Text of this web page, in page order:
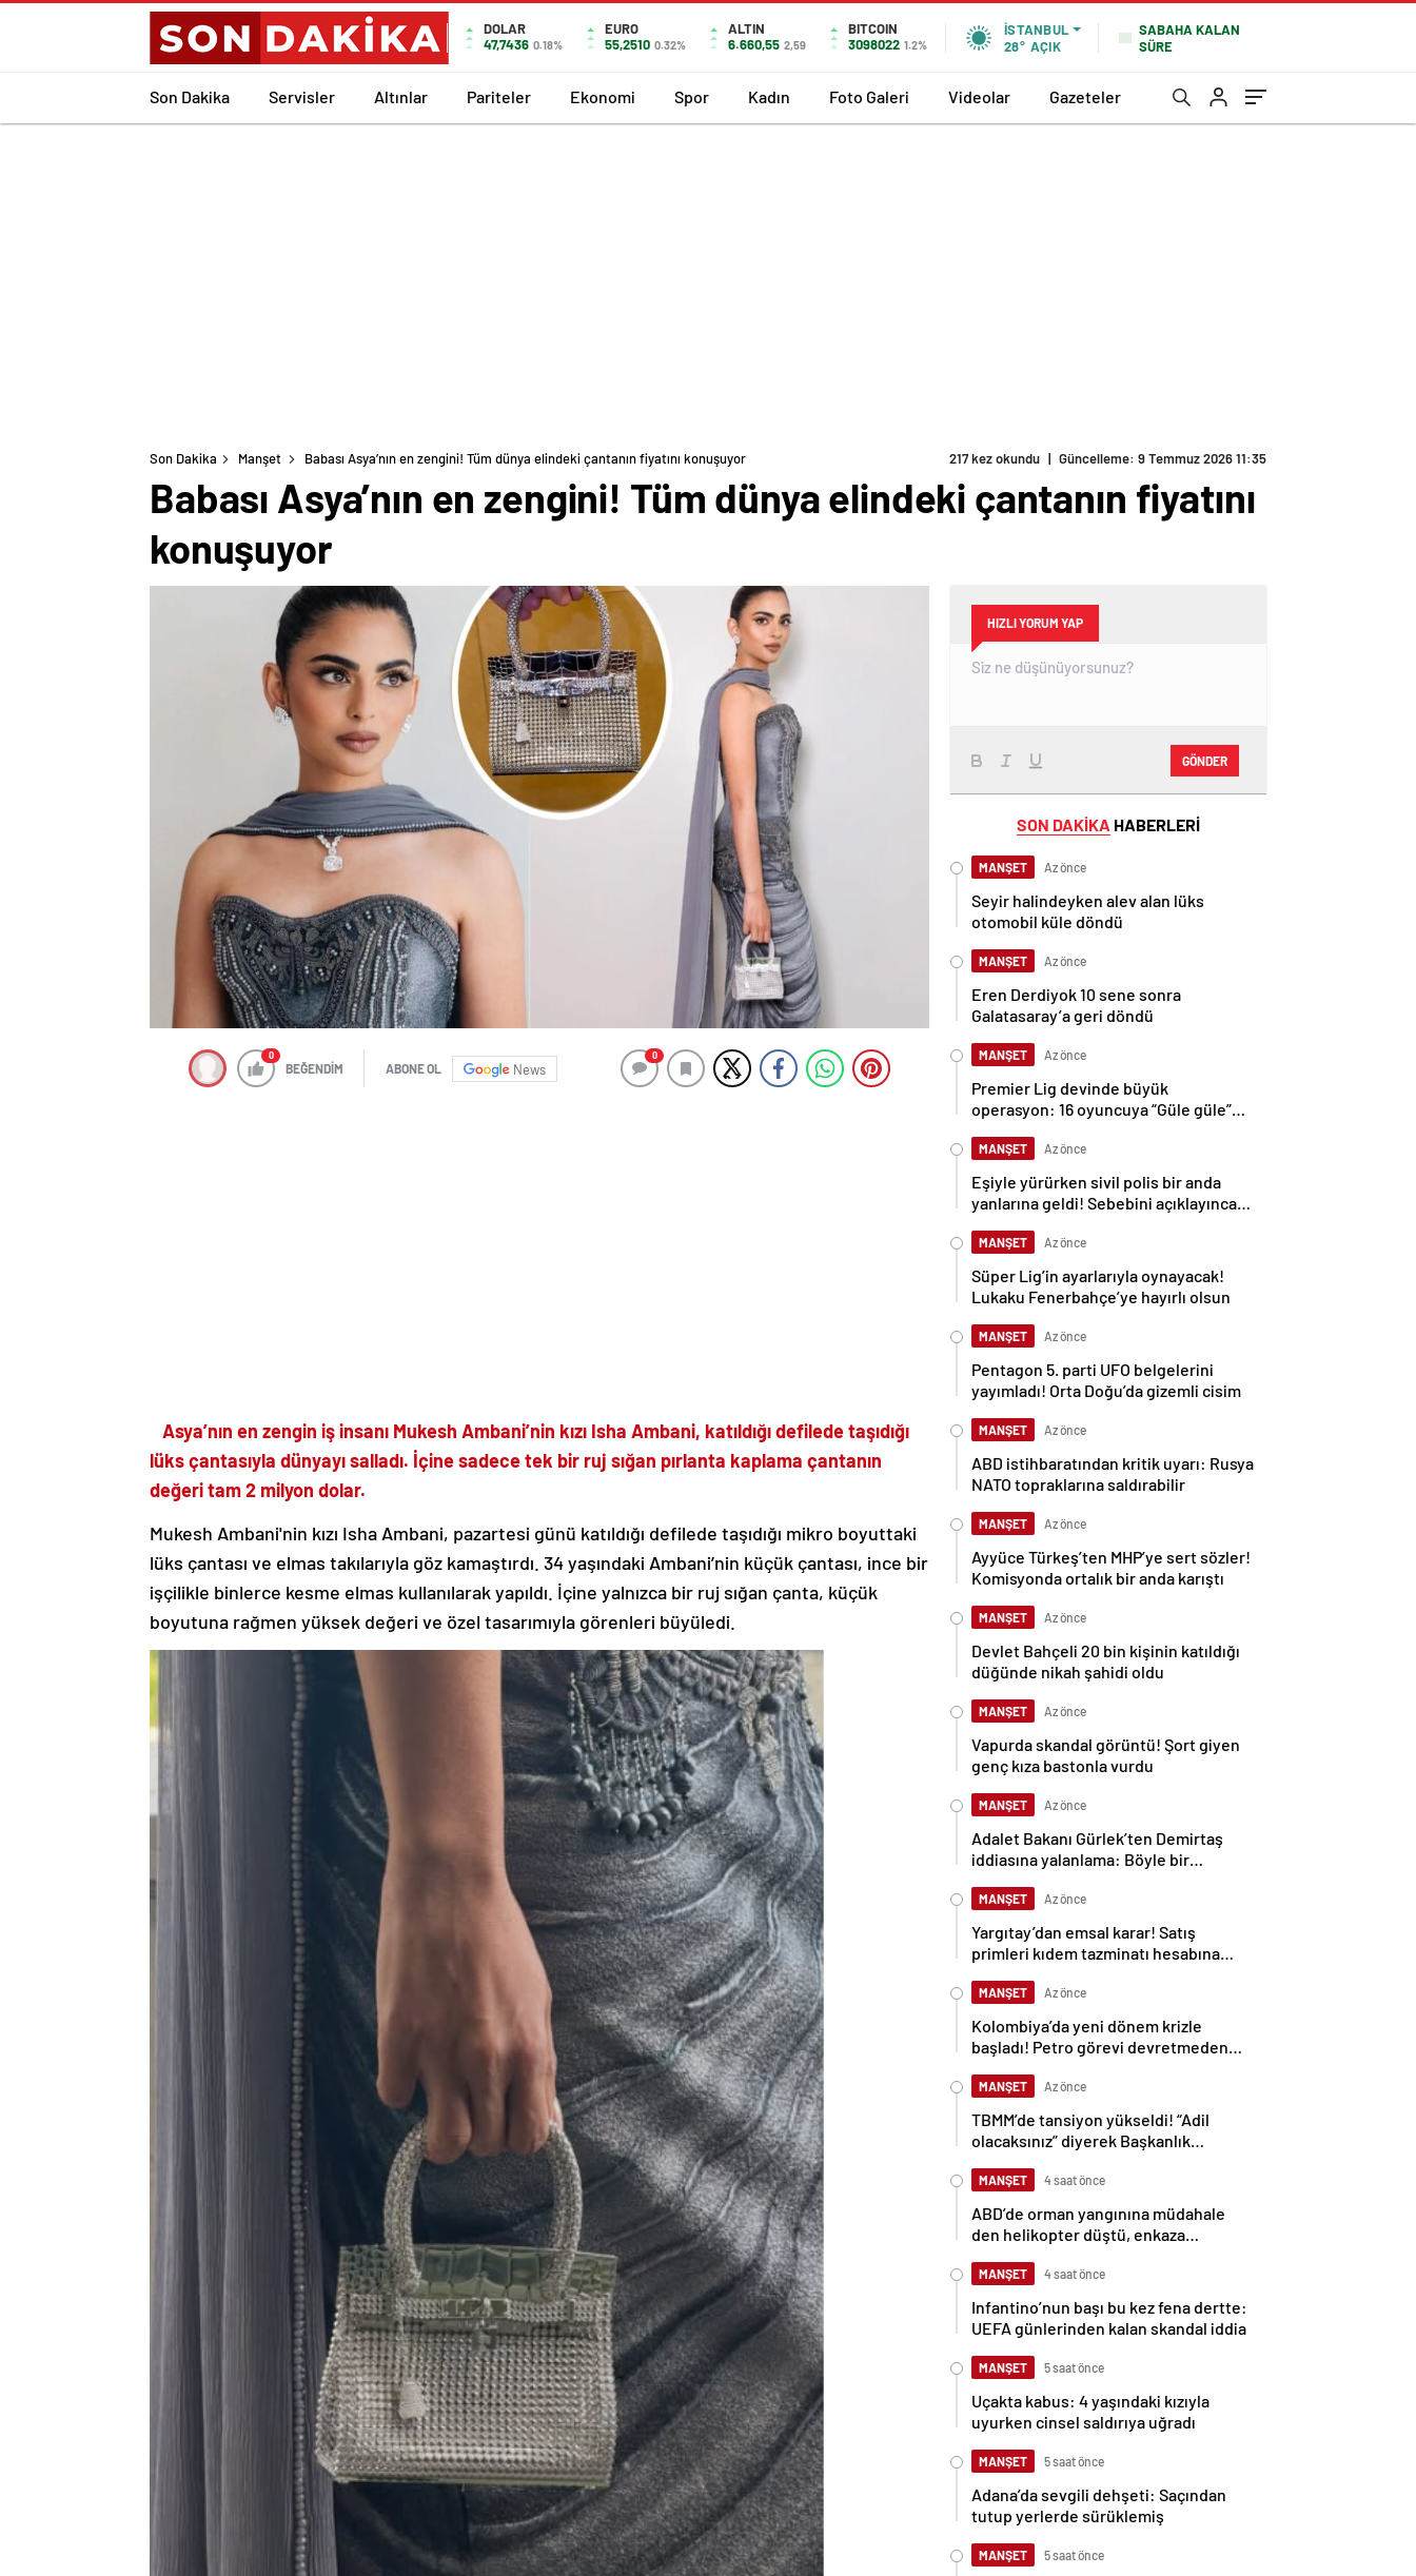
DOLAR
47,7436 0.18%
EURO
55,2510 0.32%
ALTIN
6.660,55 2,59
BITCOIN
3098022 1.2%
İSTANBUL
28° AÇIK
SABAHA KALAN
SÜRE
Son Dakika Servisler Altınlar Pariteler Ekonomi Spor Kadın Foto Galeri Videolar Gazeteler
Son Dakika Manşet Babası Asya’nın en zengini! Tüm dünya elindeki çantanın fiyatını konuşuyor 217 kez okundu | Güncelleme: 9 Temmuz 2026 11:35
Babası Asya’nın en zengini! Tüm dünya elindeki çantanın fiyatını
konuşuyor
0
BEĞENDİM ABONE OL News
0
Asya’nın en zengin iş insanı Mukesh Ambani’nin kızı Isha Ambani, katıldığı defilede taşıdığı
lüks çantasıyla dünyayı salladı. İçine sadece tek bir ruj sığan pırlanta kaplama çantanın
değeri tam 2 milyon dolar.
Mukesh Ambani'nin kızı Isha Ambani, pazartesi günü katıldığı defilede taşıdığı mikro boyuttaki
lüks çantası ve elmas takılarıyla göz kamaştırdı. 34 yaşındaki Ambani’nin küçük çantası, ince bir
işçilikle binlerce kesme elmas kullanılarak yapıldı. İçine yalnızca bir ruj sığan çanta, küçük
boyutuna rağmen yüksek değeri ve özel tasarımıyla görenleri büyüledi.
HIZLI YORUM YAP
GÖNDER
SON DAKİKA HABERLERİ
MANŞET Az önce
Seyir halindeyken alev alan lüks
otomobil küle döndü
MANŞET Az önce
Eren Derdiyok 10 sene sonra
Galatasaray’a geri döndü
MANŞET Az önce
Premier Lig devinde büyük
operasyon: 16 oyuncuya “Güle güle”
MANŞET Az önce
Eşiyle yürürken sivil polis bir anda
yanlarına geldi! Sebebini açıklayınca
MANŞET Az önce
Süper Lig’in ayarlarıyla oynayacak!
Lukaku Fenerbahçe’ye hayırlı olsun
MANŞET Az önce
Pentagon 5. parti UFO belgelerini
yayımladı! Orta Doğu’da gizemli cisim
MANŞET Az önce
ABD istihbaratından kritik uyarı: Rusya
NATO topraklarına saldırabilir
MANŞET Az önce
Ayyüce Türkeş’ten MHP’ye sert sözler!
Komisyonda ortalık bir anda karıştı
MANŞET Az önce
Devlet Bahçeli 20 bin kişinin katıldığı
düğünde nikah şahidi oldu
MANŞET Az önce
Vapurda skandal görüntü! Şort giyen
genç kıza bastonla vurdu
MANŞET Az önce
Adalet Bakanı Gürlek’ten Demirtaş
iddiasına yalanlama: Böyle bir
MANŞET Az önce
Yargıtay’dan emsal karar! Satış
primleri kıdem tazminatı hesabına
MANŞET Az önce
Kolombiya’da yeni dönem krizle
başladı! Petro görevi devretmeden
MANŞET Az önce
TBMM’de tansiyon yükseldi! “Adil
olacaksınız” diyerek Başkanlık
MANŞET 4 saat önce
ABD’de orman yangınına müdahale
den helikopter düştü, enkaza
MANŞET 4 saat önce
Infantino’nun başı bu kez fena dertte:
UEFA günlerinden kalan skandal iddia
MANŞET 5 saat önce
Uçakta kabus: 4 yaşındaki kızıyla
uyurken cinsel saldırıya uğradı
MANŞET 5 saat önce
Adana’da sevgili dehşeti: Saçından
tutup yerlerde sürüklemiş
MANŞET 5 saat önce